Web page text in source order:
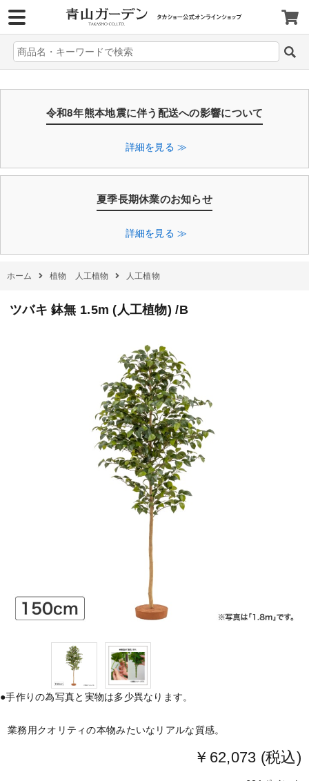
令和8年熊本地震に伴う配送への影響について
詳細を見る ≫
夏季長期休業のお知らせ
詳細を見る ≫
ホーム 植物 人工植物 人工植物
ツバキ 鉢無 1.5m (人工植物) /B
●手作りの為写真と実物は多少異なります。
業務用クオリティの本物みたいなリアルな質感。
￥62,073 (税込)